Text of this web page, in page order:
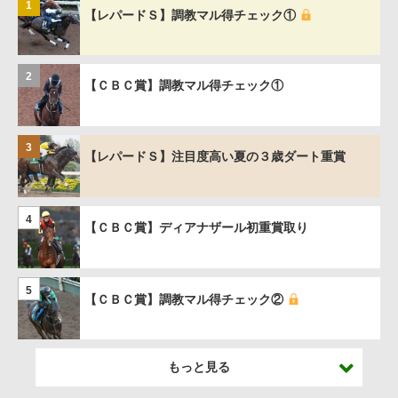
1
【レパードＳ】調教マル得チェック①
2
【ＣＢＣ賞】調教マル得チェック①
3
【レパードＳ】注目度高い夏の３歳ダート重賞
4
【ＣＢＣ賞】ディアナザール初重賞取り
5
【ＣＢＣ賞】調教マル得チェック②
もっと見る